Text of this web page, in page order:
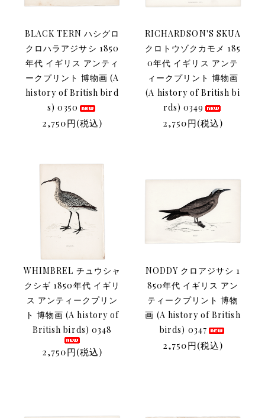
BLACK TERN ハシグロ
クロハラアジサシ 1850
年代 イギリス アンティ
ークプリント 博物画 (A
history of British bird
s) 0350
2,750円(税込)
RICHARDSON'S SKUA
クロトウゾクカモメ 185
0年代 イギリス アンテ
ィークプリント 博物画
(A history of British bi
rds) 0349
2,750円(税込)
WHIMBREL チュウシャ
クシギ 1850年代 イギリ
ス アンティークプリン
ト 博物画 (A history of
British birds) 0348
2,750円(税込)
NODDY クロアジサシ 1
850年代 イギリス アン
ティークプリント 博物
画 (A history of British
birds) 0347
2,750円(税込)